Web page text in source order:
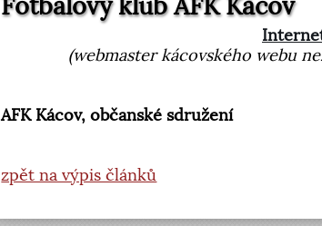
Fotbalový klub AFK Kácov
(webmaster kácovského webu
AFK Kácov, občanské sdružení
zpět na výpis článků